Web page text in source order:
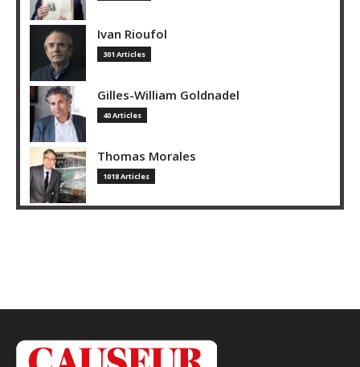
Ivan Rioufol
301 Articles
Gilles-William Goldnadel
40 Articles
Thomas Morales
1018 Articles